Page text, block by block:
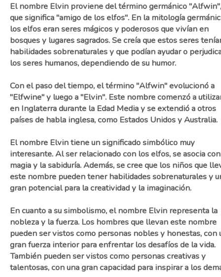
El nombre Elvin proviene del término germánico "Alfwin",
que significa "amigo de los elfos". En la mitología
los elfos eran seres mágicos y poderosos que vivían en
bosques y lugares sagrados. Se creía que estos seres
habilidades sobrenaturales y que podían ayudar o
los seres humanos, dependiendo de su humor.
Con el paso del tiempo, el término "Alfwin" evolucionó a
"Elfwine" y luego a "Elvin". Este nombre comenzó a
en Inglaterra durante la Edad Media y se extendió a otros
países de habla inglesa, como Estados Unidos y Australia.
El nombre Elvin tiene un significado simbólico muy
interesante. Al ser relacionado con los elfos, se asocia
magia y la sabiduría. Además, se cree que los niños que
este nombre pueden tener habilidades sobrenaturales y
gran potencial para la creatividad y la imaginación.
En cuanto a su simbolismo, el nombre Elvin representa la
nobleza y la fuerza. Los hombres que llevan este nombre
pueden ser vistos como personas nobles y honestas, con
gran fuerza interior para enfrentar los desafíos de la vida.
También pueden ser vistos como personas creativas y
talentosas, con una gran capacidad para inspirar a los